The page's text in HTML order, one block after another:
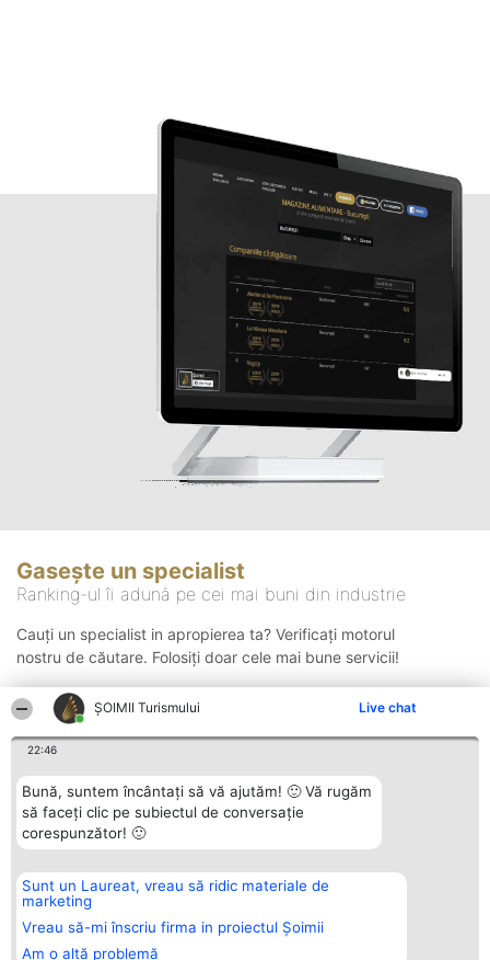
ȘOIMII Turismului Live chat
22:46
Bună, suntem încântați să vă ajutăm! 🙂 Vă rugăm
să faceți clic pe subiectul de conversație
corespunzător! 🙂
Sunt un Laureat, vreau să ridic materiale de
marketing
Vreau să-mi înscriu firma in proiectul Șoimii
Am o altă problemă
Gasește un specialist
Ranking-ul îi adună pe cei mai buni din industrie
Cauți un specialist in apropierea ta? Verificați motorul
nostru de căutare. Folosiți doar cele mai bune servicii!
Organizator Ranking
BRIGHT SOLUTIONS BR SRL
Aleea Timisul De Sus 2 Bl. A30
Sc. A Et. 4 Ap. 13 Cod 061952
București
Plebiscyt
Lista Tuturor
Laureaților
Contact